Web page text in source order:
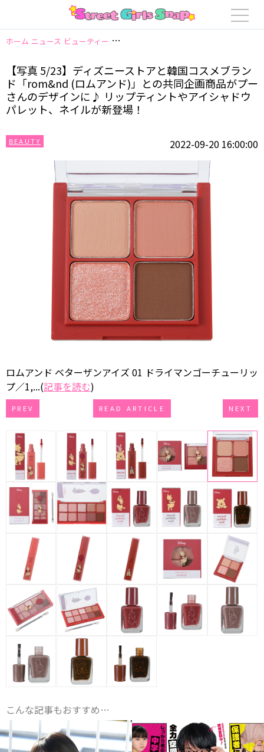
ホーム ニュース ビューティー 【写真 5/23】ディズニーストアと韓国コ
【写真 5/23】ディズニーストアと韓国コスメブラン
ド「rom&nd (ロムアンド)」との共同企画商品がプー
さんのデザインに♪ リップティントやアイシャドウ
パレット、ネイルが新登場！
BEAUTY 2022-09-20 16:00:00
ロムアンド ベターザンアイズ 01 ドライマンゴーチューリッ
プ／1,...(記事を読む)
PREV READ ARTICLE NEXT
こんな記事もおすすめ…